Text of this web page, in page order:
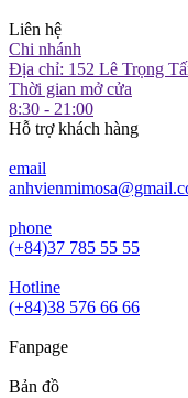
Liên hệ
Chi nhánh
Địa chỉ: 152 Lê Trọng
Thời gian mở cửa
8:30 - 21:00
Hỗ trợ khách hàng
email
phone
(+84)37 785 55 55
Hotline
(+84)38 576 66 66
Fanpage
Bản đồ